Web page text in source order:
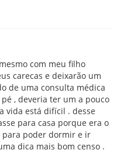
com meu filho
carecas e deixarão um
de uma consulta médica
, deveria ter um a pouco
vida está difícil . desse
para casa porque era o
para poder dormir e ir
dica mais bom censo .